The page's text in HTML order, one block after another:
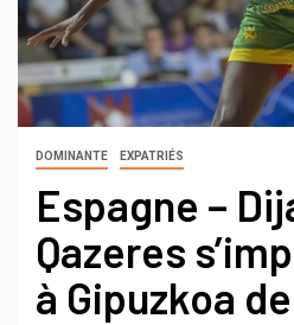
DOMINANTE EXPATRIÉS
Espagne –
Qazeres
à Gipuzkoa